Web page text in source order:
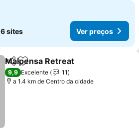
6 sites Ver preços
PartilharAdicionar aos favoritos
Malpensa Retreat
9,9 Excelente
11
a 1.4 km de Centro da cidade